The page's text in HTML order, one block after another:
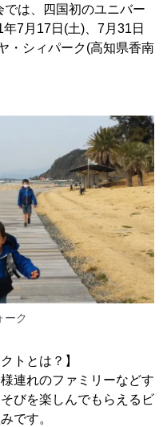
は、四国初のユニバー
7月17日(土)、7月31日
・シィパーク(高知県香南
ーク
トとは？】
連れのファミリーなどす
びを楽しんでもらえるビ
です。